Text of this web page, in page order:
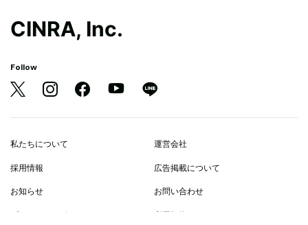
CINRA, Inc.
Follow
私たちについて 運営会社
採用情報 広告掲載について
お知らせ お問い合わせ
プライバシーポリシー 利用規約